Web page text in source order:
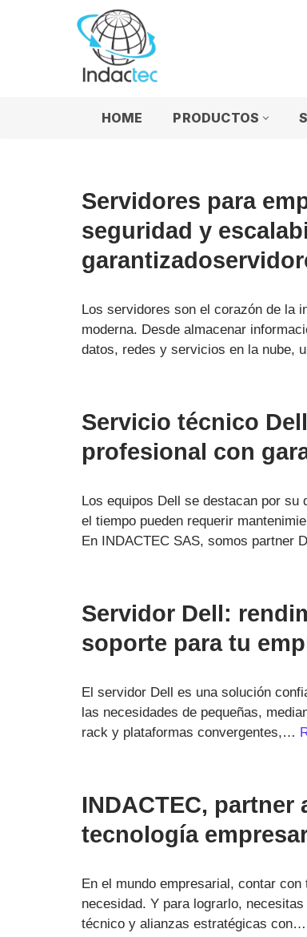
HOME PRODUCTOS
Servidores para
seguridad y
Los servidores son el corazón de la
moderna. Desde almacenar
datos, redes y servicios en la nube,
Servicio técnico
profesional con
Los equipos Dell se destacan por su
el tiempo pueden requerir
En INDACTEC SAS, somos partner
Servidor Dell:
soporte para tu
El servidor Dell es una solución
las necesidades de pequeñas,
rack y plataformas convergentes,…
INDACTEC,
tecnología
En el mundo empresarial, contar
necesidad. Y para lograrlo,
técnico y alianzas estratégicas con…